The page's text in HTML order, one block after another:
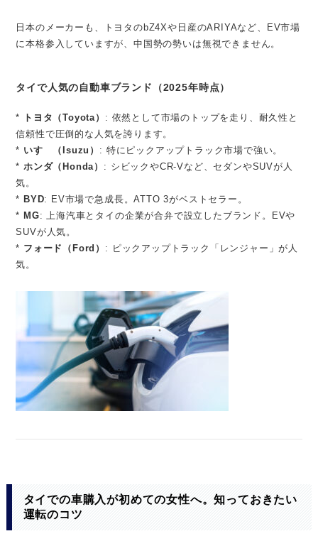
日本のメーカーも、トヨタのbZ4Xや日産のARIYAなど、EV市場
に本格参入していますが、中国勢の勢いは無視できません。
タイで人気の自動車ブランド（2025年時点）
* トヨタ（Toyota） : 依然として市場のトップを走り、耐久性と
信頼性で圧倒的な人気を誇ります。
* いすゞ（Isuzu） : 特にピックアップトラック市場で強い。
*ホンダ（Honda） : シビックやCR-Vなど、セダンやSUVが人
気。
* BYD: EV市場で急成長。ATTO 3がベストセラー。
* MG: 上海汽車とタイの企業が合弁で設立したブランド。EVや
SUVが人気。
* フォード（Ford） : ピックアップトラック「レンジャー」が人
気。
タイでの車購入が初めての女性へ。知っておきたい
運転のコツ